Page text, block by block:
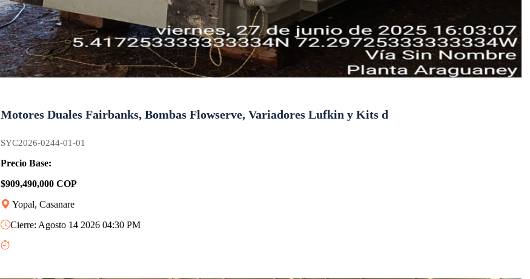
Motores Duales Fairbanks, Bombas Flowserve, Variadores Lufkin y Kits d
SYC2026-0244-01-01
Precio Base:
$909,490,000 COP
Yopal, Casanare
Cierre: Agosto 14 2026 04:30 PM